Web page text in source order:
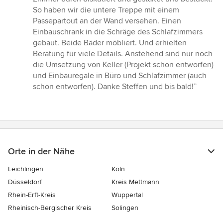
So haben wir die untere Treppe mit einem
Passepartout an der Wand versehen. Einen
Einbauschrank in die Schräge des Schlafzimmers
gebaut. Beide Bäder möbliert. Und erhielten
Beratung für viele Details. Anstehend sind nur noch
die Umsetzung von Keller (Projekt schon entworfen)
und Einbauregale in Büro und Schlafzimmer (auch
schon entworfen). Danke Steffen und bis bald!”
Orte in der Nähe
Leichlingen
Köln
Düsseldorf
Kreis Mettmann
Rhein-Erft-Kreis
Wuppertal
Rheinisch-Bergischer Kreis
Solingen